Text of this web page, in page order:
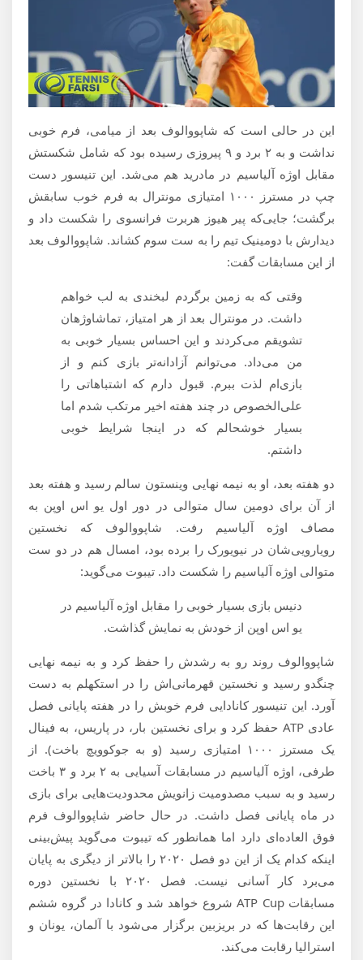
این در حالی است که شاپووالوف بعد از میامی، فرم خوبی
نداشت و به ۲ برد و ۹ پیروزی رسیده بود که شامل شکستش
مقابل اوژه آلیاسیم در مادرید هم می‌شد. این تنیسور دست
چپ در مسترز ۱۰۰۰ امتیازی مونترال به فرم خوب سابقش
برگشت؛ جایی‌که پیر هیوز هربرت فرانسوی را شکست داد و
دیدارش با دومینیک تیم را به ست سوم کشاند. شاپووالوف بعد
از این مسابقات گفت:
وقتی که به زمین برگردم لبخندی به لب خواهم
داشت. در مونترال بعد از هر امتیاز، تماشاوژهان
تشویقم می‌کردند و این احساس بسیار خوبی به
من می‌داد. می‌توانم آزادانه‌تر بازی کنم و از
بازی‌ام لذت ببرم. قبول دارم که اشتباهاتی را
علی‌الخصوص در چند هفته اخیر مرتکب شدم اما
بسیار خوشحالم که در اینجا شرایط خوبی
داشتم.
دو هفته بعد، او به نیمه نهایی وینستون سالم رسید و هفته بعد
از آن برای دومین سال متوالی در دور اول یو اس اوپن به
مصاف اوژه آلیاسیم رفت. شاپووالوف که نخستین
رویارویی‌شان در نیویورک را برده بود، امسال هم در دو ست
متوالی اوژه آلیاسیم را شکست داد. تیبوت می‌گوید:
دنیس بازی بسیار خوبی را مقابل اوژه آلیاسیم در
یو اس اوپن از خودش به نمایش گذاشت.
شاپووالوف روند رو به رشدش را حفظ کرد و به نیمه نهایی
چنگدو رسید و نخستین قهرمانی‌اش را در استکهلم به دست
آورد. این تنیسور کانادایی فرم خوبش را در هفته پایانی فصل
عادی ATP حفظ کرد و برای نخستین بار، در پاریس، به فینال
یک مسترز ۱۰۰۰ امتیازی رسید (و به جوکوویچ باخت). از
طرفی، اوژه آلیاسیم در مسابقات آسیایی به ۲ برد و ۳ باخت
رسید و به سبب مصدومیت زانویش محدودیت‌هایی برای بازی
در ماه پایانی فصل داشت. در حال حاضر شاپووالوف فرم
فوق العاده‌ای دارد اما همانطور که تیبوت می‌گوید پیش‌بینی
اینکه کدام یک از این دو فصل ۲۰۲۰ را بالاتر از دیگری به پایان
می‌برد کار آسانی نیست. فصل ۲۰۲۰ با نخستین دوره
مسابقات ATP Cup شروع خواهد شد و کانادا در گروه ششم
این رقابت‌ها که در بریزبین برگزار می‌شود با آلمان، یونان و
استرالیا رقابت می‌کند.